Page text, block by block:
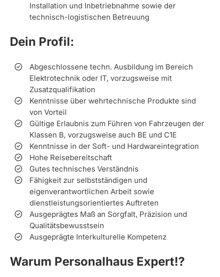
Installation und Inbetriebnahme sowie der
technisch-logistischen Betreuung
Dein Profil:
Abgeschlossene techn. Ausbildung im Bereich
Elektrotechnik oder IT, vorzugsweise mit
Zusatzqualifikation
Kenntnisse über wehrtechnische Produkte sind
von Vorteil
Gültige Erlaubnis zum Führen von Fahrzeugen der
Klassen B, vorzugsweise auch BE und C1E
Kenntnisse in der Soft- und Hardwareintegration
Hohe Reisebereitschaft
Gutes technisches Verständnis
Fähigkeit zur selbstständigen und
eigenverantwortlichen Arbeit sowie
dienstleistungsorientiertes Auftreten
Ausgeprägtes Maß an Sorgfalt, Präzision und
Qualitätsbewusstsein
Ausgeprägte Interkulturelle Kompetenz
Warum Personalhaus Expert!?